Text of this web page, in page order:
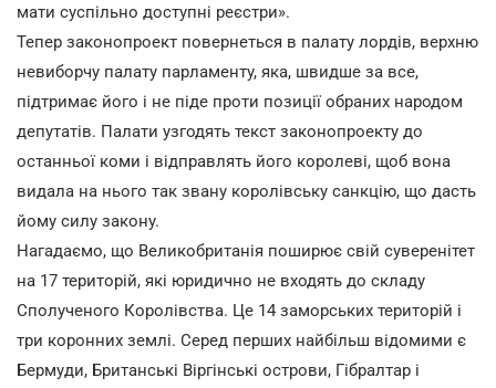
мати суспільно доступні реєстри».
Тепер законопроект повернеться в палату лордів, верхню
невиборчу палату парламенту, яка, швидше за все,
підтримає його і не піде проти позиції обраних народом
депутатів. Палати узгодять текст законопроекту до
останньої коми і відправлять його королеві, щоб вона
видала на нього так звану королівську санкцію, що дасть
йому силу закону.
Нагадаємо, що Великобританія поширює свій суверенітет
на 17 територій, які юридично не входять до складу
Сполученого Королівства. Це 14 заморських територій і
три коронних землі. Серед перших найбільш відомими є
Бермуди, Британські Віргінські острови, Гібралтар і